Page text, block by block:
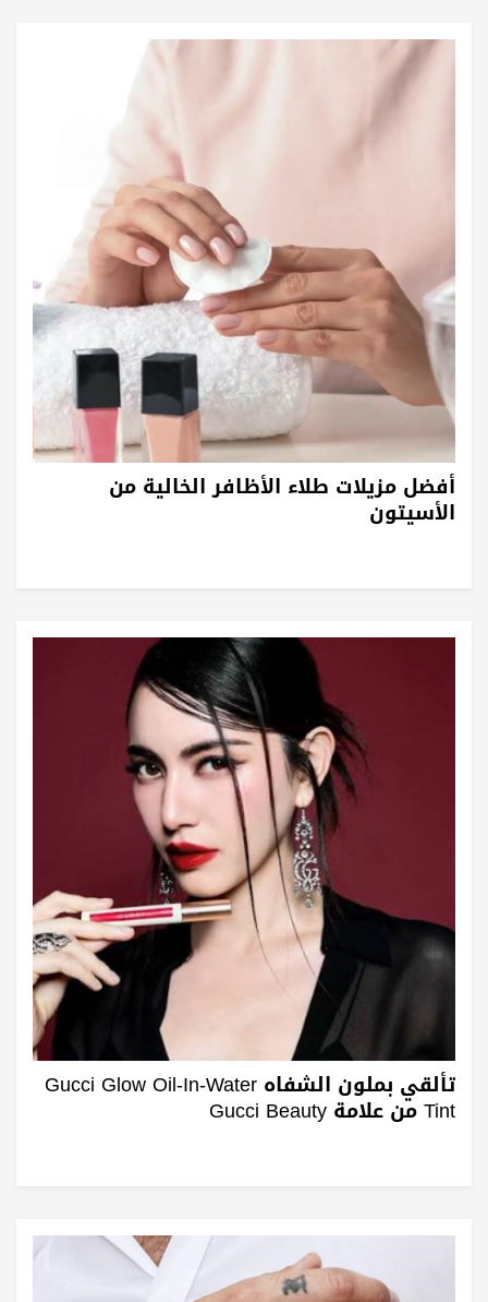
أفضل مزيلات طلاء الأظافر الخالية من
الأسيتون
تألقي بملون الشفاه Gucci Glow Oil-In-Water
Tint من علامة Gucci Beauty